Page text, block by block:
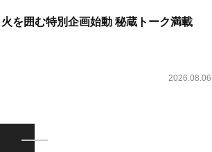
を囲む特別企画始動 秘蔵トーク満載
2026.08.06